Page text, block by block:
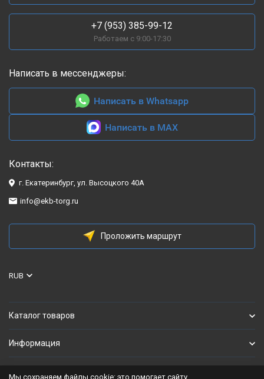
+7 (953) 385-99-12
Работаем с 9:00-17:30
Написать в мессенджеры:
Написать в Whatsapp
Написать в MAX
Контакты:
г. Екатеринбург, ул. Высоцкого 40А
info@ekb-torg.ru
Проложить маршрут
RUB
Каталог товаров
Информация
Мы сохраняем файлы cookie: это помогает сайту